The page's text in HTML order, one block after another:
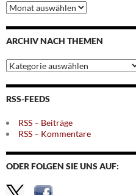
Archiv
nach
Monaten
ARCHIV NACH THEMEN
Archiv
nach
Themen
RSS-FEEDS
RSS – Beiträge
RSS – Kommentare
ODER FOLGEN SIE UNS AUF: